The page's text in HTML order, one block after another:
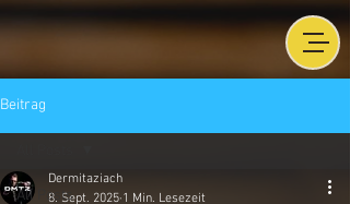
Beitrag
All Posts
Dermitaziach
8. Sept. 2025 1 Min. Lesezeit